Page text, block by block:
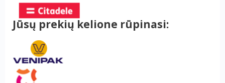
Jūsų prekių kelione rūpinasi: